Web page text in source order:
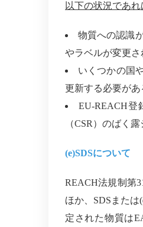
以下の状況であれ
物質への認識
やラベルが変更さ
いくつかの国
更新する必要があ
EU-REACH登
（CSR ）のばく
(e)SDSについて
REACH法規制第
ほか、 SDS または
定された物質は